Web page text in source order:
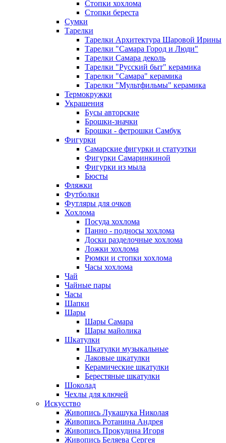
Стопки хохлома
Стопки береста
Сумки
Тарелки
Тарелки Архитектура Шаровой Ирины
Тарелки "Самара Город и Люди"
Тарелки Самара деколь
Тарелки "Русский быт" керамика
Тарелки "Самара" керамика
Тарелки "Мультфильмы" керамика
Термокружки
Украшения
Бусы авторские
Брошки-значки
Брошки - фетрошки Самбук
Фигурки
Самарские фигурки и статуэтки
Фигурки Самаринкиной
Фигурки из мыла
Бюсты
Фляжки
Футболки
Футляры для очков
Хохлома
Посуда хохлома
Панно - подносы хохлома
Доски разделочные хохлома
Ложки хохлома
Рюмки и стопки хохлома
Часы хохлома
Чай
Чайные пары
Часы
Шапки
Шары
Шары Самара
Шары майолика
Шкатулки
Шкатулки музыкальные
Лаковые шкатулки
Керамические шкатулки
Берестяные шкатулки
Шоколад
Чехлы для ключей
Искусство
Живопись Лукашука Николая
Живопись Ротанина Андрея
Живопись Прокудина Игоря
Живопись Беляева Сергея